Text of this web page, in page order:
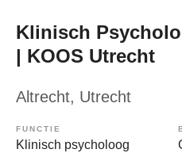
Klinisch
| KOOS Utrecht
Altrecht, Utrecht
FUNCTIE
Klinisch psycholoog